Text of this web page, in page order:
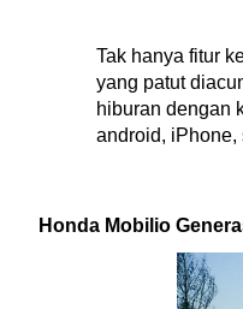
Tak hanya fitur
yang patut
hiburan dengan
android, iPhone,
Honda Mobilio